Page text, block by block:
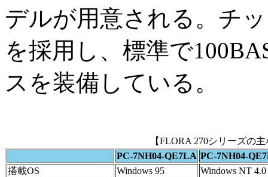
デルが用意される。チ
を採用し、標準で
スを装備している。
【FLORA 270シリーズの
PC-7NH04-QE7LA PC-7NH04-
搭載OS
Windows 95
Windows NT 4.0